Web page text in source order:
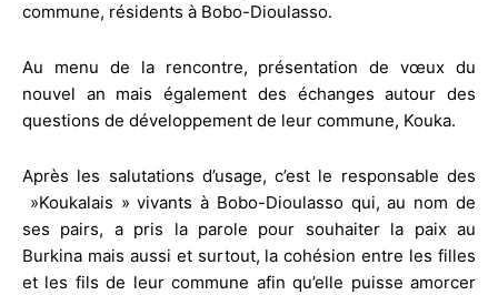
commune, résidents à Bobo-Dioulasso.
Au menu de la rencontre, présentation de vœux du
nouvel an mais également des échanges autour des
questions de développement de leur commune, Kouka.
Après les salutations d’usage, c’est le responsable des
»Koukalais » vivants à Bobo-Dioulasso qui, au nom de
ses pairs, a pris la parole pour souhaiter la paix au
Burkina mais aussi et surtout, la cohésion entre les filles
et les fils de leur commune afin qu’elle puisse amorcer